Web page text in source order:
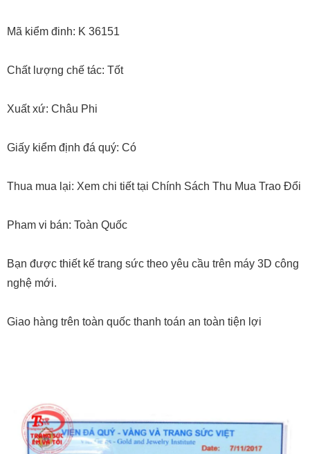
Mã kiểm đinh: K 36151
Chất lượng chế tác: Tốt
Xuất xứ: Châu Phi
Giấy kiểm định đá quý: Có
Thua mua lại: Xem chi tiết tại Chính Sách Thu Mua Trao Đổi
Pham vi bán: Toàn Quốc
Bạn được thiết kế trang sức theo yêu cầu trên máy 3D công
nghệ mới.
Giao hàng trên toàn quốc thanh toán an toàn tiện lợi